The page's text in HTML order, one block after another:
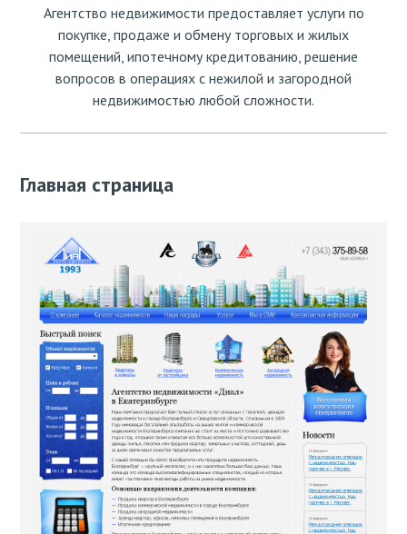
Агентство недвижимости предоставляет услуги по
покупке, продаже и обмену торговых и жилых
помещений, ипотечному кредитованию, решение
вопросов в операциях с нежилой и загородной
недвижимостью любой сложности.
Главная страница